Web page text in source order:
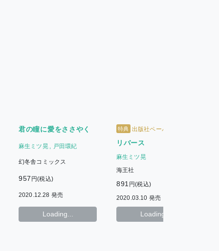
君の瞳に愛をささやく
麻生ミツ晃 戸田環紀
幻冬舎コミックス
957 円(税込)
2020.12.28 発売
Loading...
特典 出版社ペーパー
リバース
麻生ミツ晃
海王社
891 円(税込)
2020.03.10 発売
Loading...